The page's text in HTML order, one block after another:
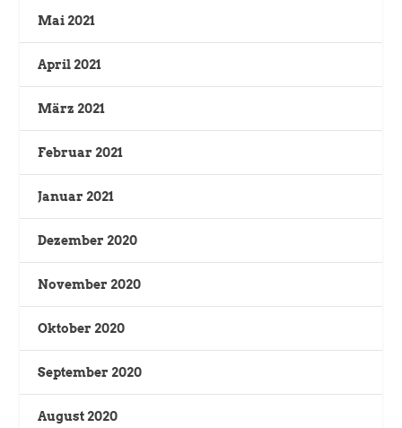
Mai 2021
April 2021
März 2021
Februar 2021
Januar 2021
Dezember 2020
November 2020
Oktober 2020
September 2020
August 2020